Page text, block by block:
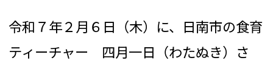
令和７年２月６日（木）に、日南市の食育
ティーチャー 四月一日（わたぬき）さ